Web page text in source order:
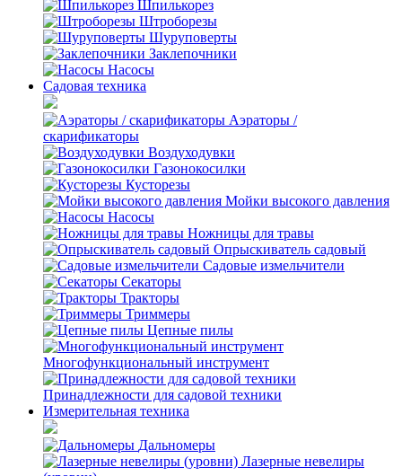
Шпилькорез
Штроборезы
Шуруповерты
Заклепочники
Насосы
Садовая техника
Аэраторы /
скарификаторы
Воздуходувки
Газонокосилки
Кусторезы
Мойки высокого давления
Насосы
Ножницы для травы
Опрыскиватель садовый
Садовые измельчители
Секаторы
Тракторы
Триммеры
Цепные пилы
Многофункциональный инструмент
Принадлежности для садовой техники
Измерительная техника
Дальномеры
Лазерные невелиры